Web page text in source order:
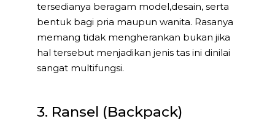
tersedianya beragam model,desain, serta
bentuk bagi pria maupun wanita. Rasanya
memang tidak mengherankan bukan jika
hal tersebut menjadikan jenis tas ini dinilai
sangat multifungsi.
3. Ransel (Backpack)